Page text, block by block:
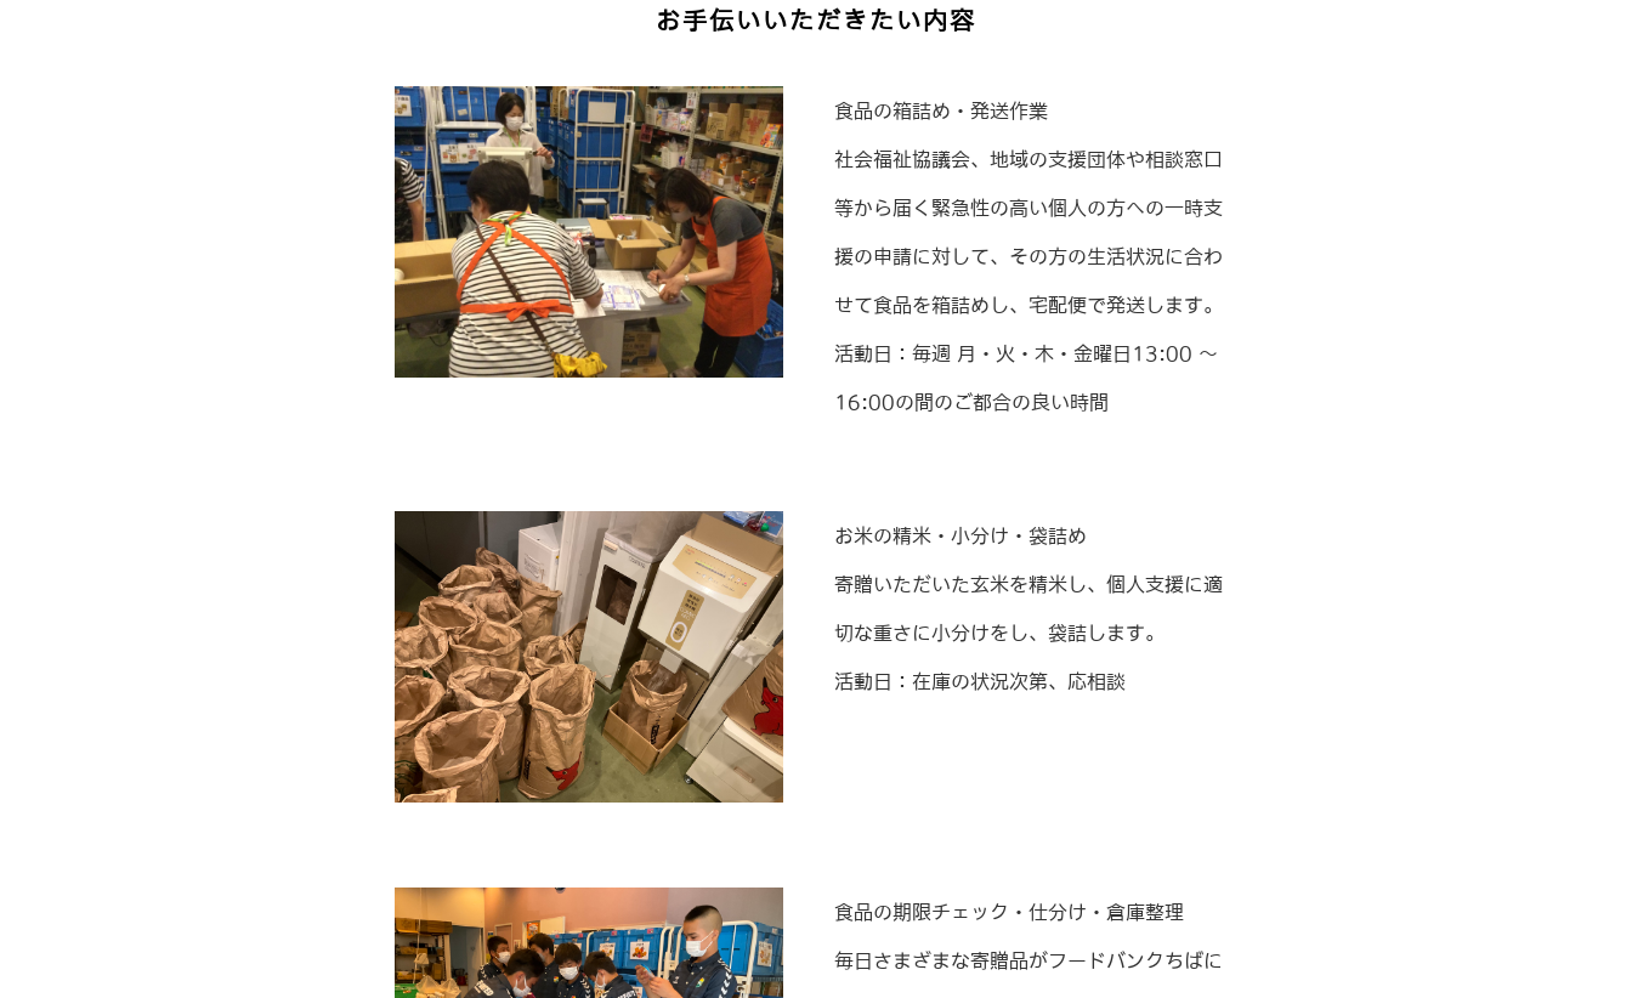
お手伝いいただきたい内容
食品の箱詰め・発送作業
社会福祉協議会、地域の支援団体や相談窓口
等から届く緊急性の高い個人の方への一時支
援の申請に対して、その方の生活状況に合わ
せて食品を箱詰めし、宅配便で発送します。
活動日：毎週 月・火・木・金曜日13:00 〜
16:00の間のご都合の良い時間
お米の精米・小分け・袋詰め
寄贈いただいた玄米を精米し、個人支援に適
切な重さに小分けをし、袋詰します。
活動日：在庫の状況次第、応相談
食品の期限チェック・仕分け・倉庫整理
毎日さまざまな寄贈品がフードバンクちばに